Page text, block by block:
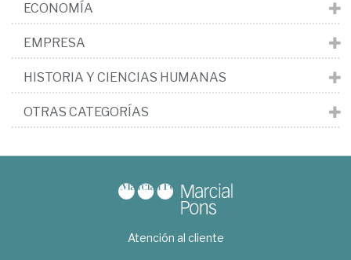
ECONOMÍA
EMPRESA
HISTORIA Y CIENCIAS HUMANAS
OTRAS CATEGORÍAS
Atención al cliente